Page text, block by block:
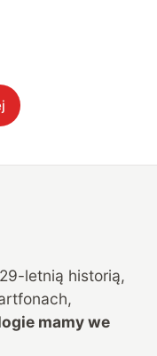
29-letnią historią,
mamy we